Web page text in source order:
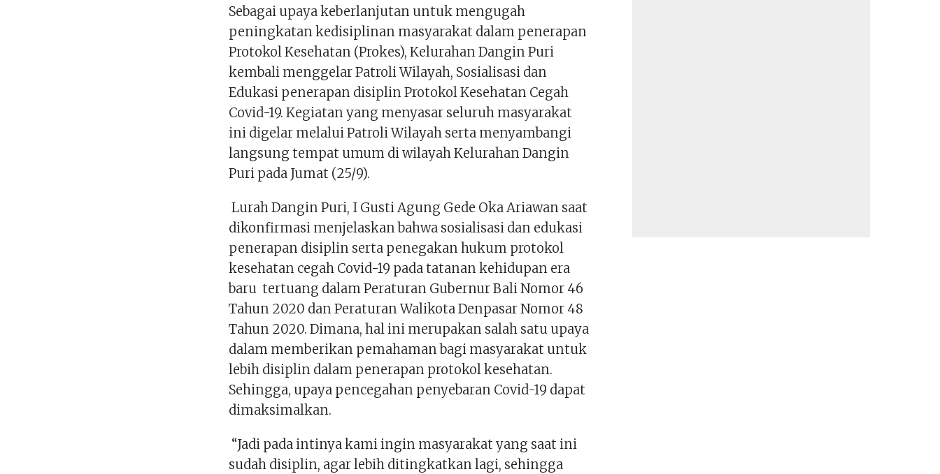
Sebagai upaya keberlanjutan untuk mengugah
peningkatan kedisiplinan masyarakat dalam penerapan
Protokol Kesehatan (Prokes), Kelurahan Dangin Puri
kembali menggelar Patroli Wilayah, Sosialisasi dan
Edukasi penerapan disiplin Protokol Kesehatan Cegah
Covid-19. Kegiatan yang menyasar seluruh masyarakat
ini digelar melalui Patroli Wilayah serta menyambangi
langsung tempat umum di wilayah Kelurahan Dangin
Puri pada Jumat (25/9).
Lurah Dangin Puri, I Gusti Agung Gede Oka Ariawan saat
dikonfirmasi menjelaskan bahwa sosialisasi dan edukasi
penerapan disiplin serta penegakan hukum protokol
kesehatan cegah Covid-19 pada tatanan kehidupan era
baru tertuang dalam Peraturan Gubernur Bali Nomor 46
Tahun 2020 dan Peraturan Walikota Denpasar Nomor 48
Tahun 2020. Dimana, hal ini merupakan salah satu upaya
dalam memberikan pemahaman bagi masyarakat untuk
lebih disiplin dalam penerapan protokol kesehatan.
Sehingga, upaya pencegahan penyebaran Covid-19 dapat
dimaksimalkan.
“Jadi pada intinya kami ingin masyarakat yang saat ini
sudah disiplin, agar lebih ditingkatkan lagi, sehingga